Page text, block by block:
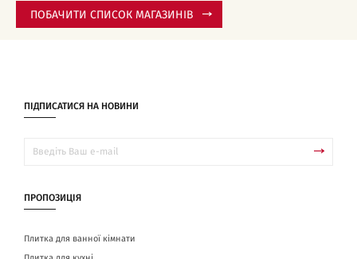
ПОБАЧИТИ СПИСОК МАГАЗИНІВ
ПІДПИСАТИСЯ НА НОВИНИ
ПРОПОЗИЦІЯ
Плитка для ванної кімнати